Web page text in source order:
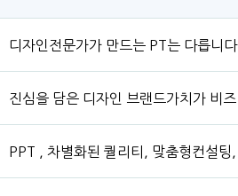
디자인전문가가 만드는 PT는 다릅니
진심을 담은 디자인 브랜드가치가 비
PPT , 차별화된 퀄리티, 맞춤형컨설